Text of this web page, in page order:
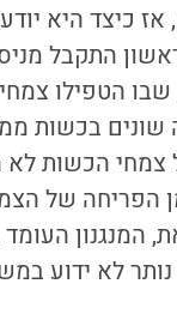
כיצד היא
התקבל
הטפילו
הכשות לא
הפריחה של
המנגנון
לא ידוע